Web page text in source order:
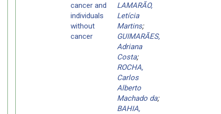
cancer and
individuals
without
cancer
LAMARÃO,
Letícia
Martins;
GUIMARÃES,
Adriana
Costa;
ROCHA,
Carlos
Alberto
Machado da;
BAHIA,